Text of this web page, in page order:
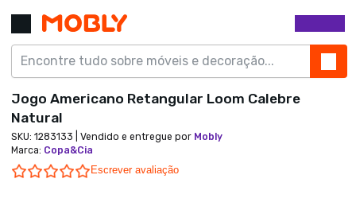
Jogo Americano Retangular Loom Calebre
Natural
SKU: 1283133 | Vendido e entregue por Mobly
Marca: Copa&Cia
0.0 star rating
Escrever avaliação